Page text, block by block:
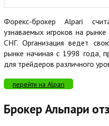
Форекс-брокер Alpari
узнаваемых игроков на
СНГ. Организация ведет
рынке начиная с 1998 года,
для трейдеров различного
перейти на Alpari
Брокер Альпари